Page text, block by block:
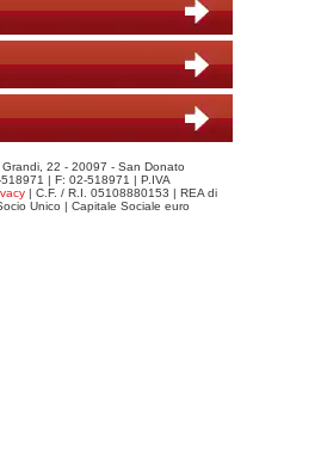
22 - 20097 - San Donato
| F: 02-518971 | P.IVA
| C.F. / R.I. 05108880153 | REA di
Unico | Capitale Sociale euro